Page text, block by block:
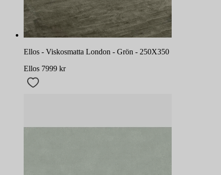
Ellos - Viskosmatta London - Grön - 250X350
Ellos 7999 kr